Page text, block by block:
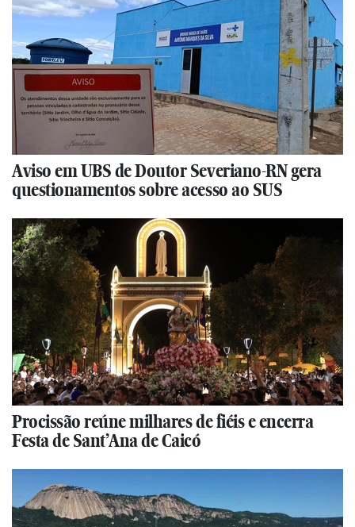
Aviso em UBS de Doutor Severiano-RN gera
questionamentos sobre acesso ao SUS
Procissão reúne milhares de fiéis e encerra
Festa de Sant’Ana de Caicó